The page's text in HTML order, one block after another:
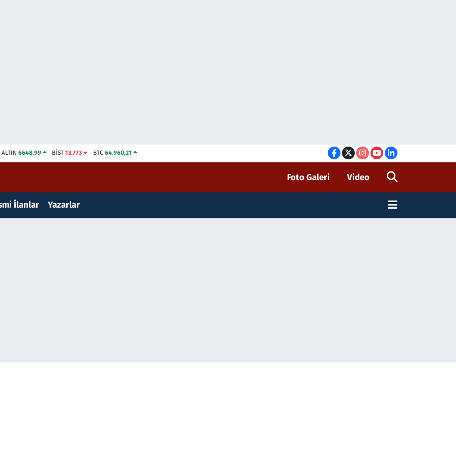
ALTIN 6648.99 BİST13.773 BTC 64.960,21
Foto Galeri Video
İlanlar Yazarlar